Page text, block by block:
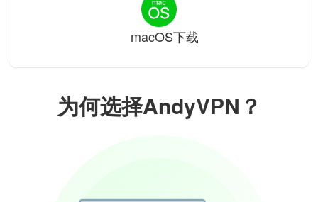
为何选择AndyVPN？
macOS下载